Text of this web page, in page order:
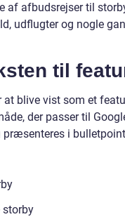
af afbudsrejser til
udflugter og nogle
til
blive vist som et
der passer til
præsenteres i